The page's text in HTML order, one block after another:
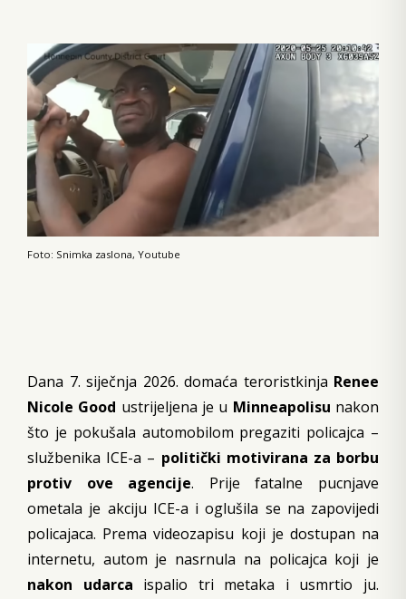
Foto: Snimka zaslona, Youtube
Dana 7. siječnja 2026. domaća teroristkinja Renee
Nicole Good ustrijeljena je u Minneapolisu nakon
što je pokušala automobilom pregaziti policajca –
službenika ICE-a – politički motivirana za borbu
protiv ove agencije. Prije fatalne pucnjave
ometala je akciju ICE-a i oglušila se na zapovijedi
policajaca. Prema videozapisu koji je dostupan na
internetu, autom je nasrnula na policajca koji je
nakon udarca ispalio tri metaka i usmrtio ju.